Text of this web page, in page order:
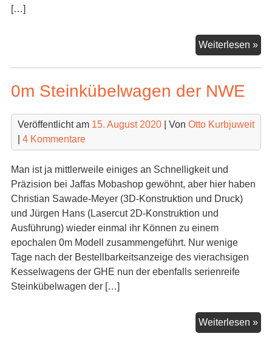
[…]
Weiterlesen »
hat
0m Steinkübelwagen der NWE
Veröffentlicht am 15. August 2020| Von Otto Kurbjuweit
4 Kommentare
Man ist ja mittlerweile einiges an Schnelligkeit und
Präzision bei Jaffas Mobashop gewöhnt, aber hier haben
Christian Sawade-Meyer (3D-Konstruktion und Druck)
und Jürgen Hans (Lasercut 2D-Konstruktion und
Ausführung) wieder einmal ihr Können zu einem
epochalen 0m Modell zusammengeführt. Nur wenige
Tage nach der Bestellbarkeitsanzeige des vierachsigen
Kesselwagens der GHE nun der ebenfalls serienreife
Steinkübelwagen der […]
Weiterlesen »0m